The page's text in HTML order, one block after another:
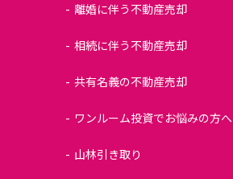
離婚に伴う不動産売却
相続に伴う不動産売却
共有名義の不動産売却
ワンルーム投資でお悩みの方へ
山林引き取り